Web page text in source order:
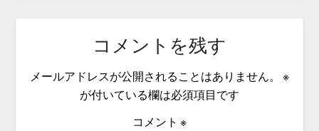
コメントを残す
メールアドレスが公開されることはありません。
※
が付いている欄は必須項目です
コメント ※